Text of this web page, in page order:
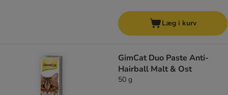
Læg i kurv
GimCat Duo Paste Anti-
Hairball Malt & Ost
50 g